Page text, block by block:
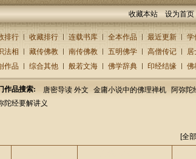
收藏本站 设为首
排行 收藏排行 连载书库 全本作品 最近更新 学
法相 藏传佛教 南传佛教 五明佛学 高僧传记 居
作品 综合其他 般若文海 佛学辞典 印经结缘 佛
作品搜索: 唐密导读 外文 金庸小说中的佛理禅机
阿弥陀
陀经要解讲义
[全